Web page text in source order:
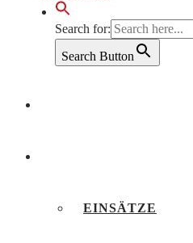
Search for:
Search Button
EINSÄTZE